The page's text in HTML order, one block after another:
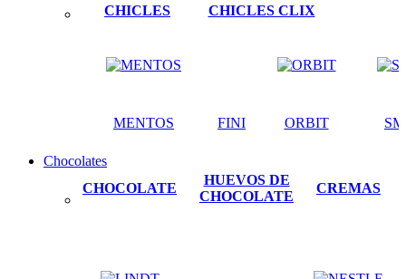
CHICLES
CHICLES CLIX
MENTOS FINI ORBIT
Chocolates
CHOCOLATE
HUEVOS DE
CHOCOLATE
CREMAS